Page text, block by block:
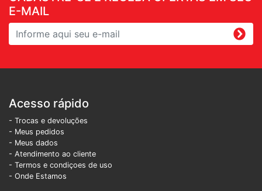
E-MAIL
Acesso rápido
- Trocas e devoluções
- Meus pedidos
- Meus dados
- Atendimento ao cliente
- Termos e condiçoes de uso
- Onde Estamos